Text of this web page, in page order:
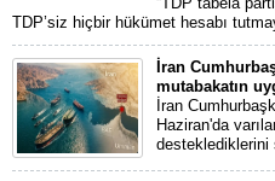
TDP’siz hiçbir hükümet hesabı
İran
mutabakatın
İran
Haziran'da
desteklediklerini